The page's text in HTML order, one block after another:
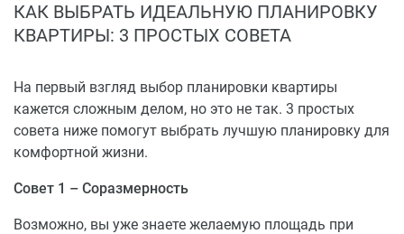
КАК ВЫБРАТЬ ИДЕАЛЬНУЮ ПЛАНИРОВКУ
КВАРТИРЫ: 3 ПРОСТЫХ СОВЕТА
На первый взгляд выбор планировки квартиры
кажется сложным делом, но это не так. 3 простых
совета ниже помогут выбрать лучшую планировку для
комфортной жизни.
Совет 1 – Соразмерность
Возможно, вы уже знаете желаемую площадь при